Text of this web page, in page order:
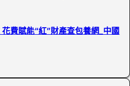
費賦能“紅”財產查包養網_中國